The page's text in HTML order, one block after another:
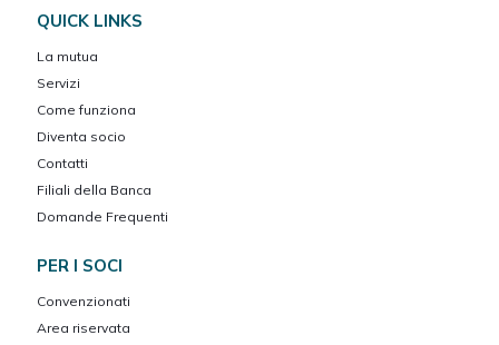
QUICK LINKS
La mutua
Servizi
Come funziona
Diventa socio
Contatti
Filiali della Banca
Domande Frequenti
PER I SOCI
Convenzionati
Area riservata